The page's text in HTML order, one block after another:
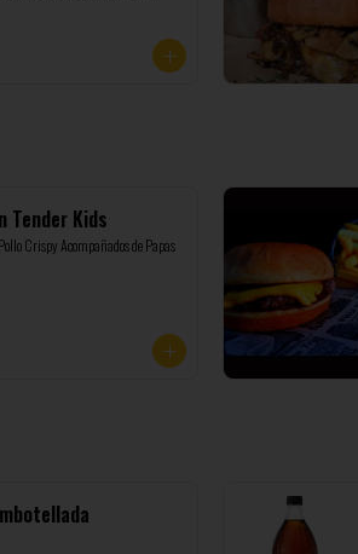
Tender Kids
Crispy Acompañados de Papas